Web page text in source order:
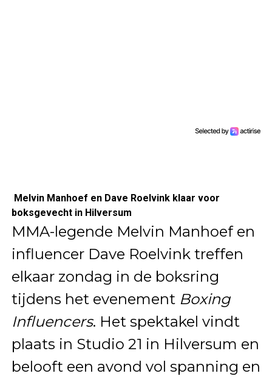
Melvin Manhoef en Dave Roelvink klaar voor
boksgevecht in Hilversum
MMA-legende Melvin Manhoef en
influencer Dave Roelvink treffen
elkaar zondag in de boksring
tijdens het evenement Boxing
Influencers. Het spektakel vindt
plaats in Studio 21 in Hilversum en
belooft een avond vol spanning en